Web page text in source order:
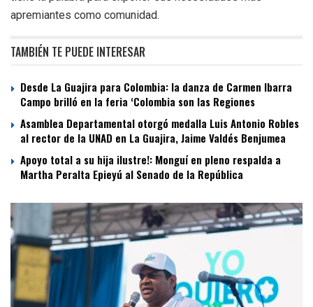
apremiantes como comunidad.
TAMBIÉN TE PUEDE INTERESAR
Desde La Guajira para Colombia: la danza de Carmen Ibarra
Campo brilló en la feria ‘Colombia son las Regiones
Asamblea Departamental otorgó medalla Luis Antonio Robles
al rector de la UNAD en La Guajira, Jaime Valdés Benjumea
Apoyo total a su hija ilustre!: Monguí en pleno respalda a
Martha Peralta Epieyú al Senado de la República